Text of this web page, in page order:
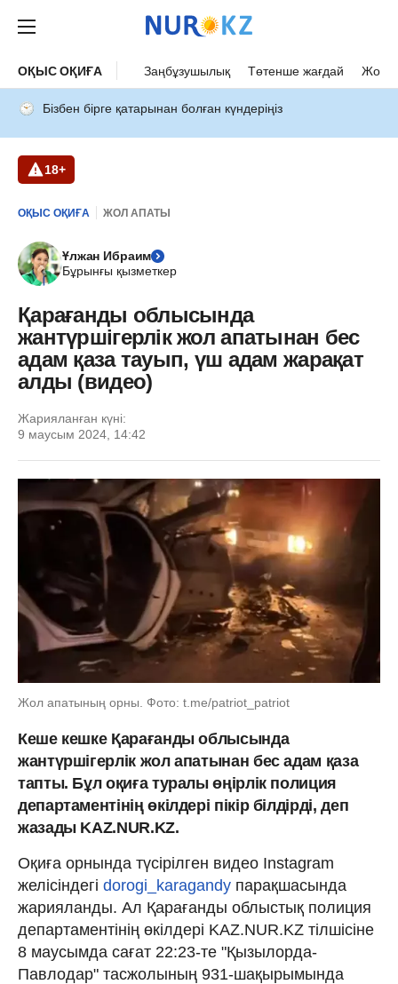
ОҚЫС ОҚИҒА Заңбұзушылық Төтенше жағдай Жол
Бізбен бірге қатарынан болған күндеріңіз
18+
ОҚЫС ОҚИҒА ЖОЛ АПАТЫ
Ұлжан Ибраим
Бұрынғы қызметкер
Қарағанды облысында
жантүршігерлік жол апатынан бес
адам қаза тауып, үш адам жарақат
алды (видео)
Жарияланған күні:
9 маусым 2024, 14:42
Жол апатының орны. Фото: t.me/patriot_patriot
Кеше кешке Қарағанды облысында
жантүршігерлік жол апатынан бес адам қаза
тапты. Бұл оқиға туралы өңірлік полиция
департаментінің өкілдері пікір білдірді, деп
жазады KAZ.NUR.KZ.
Оқиға орнында түсірілген видео Instagram
желісіндегі dorogi_karagandy парақшасында
жарияланды. Ал Қарағанды облыстық полиция
департаментінің өкілдері KAZ.NUR.KZ тілшісіне
8 маусымда сағат 22:23-те "Қызылорда-
Павлодар" тасжолының 931-шақырымында